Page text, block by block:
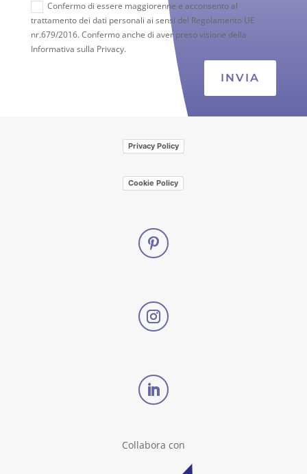
Confermo di essere maggiorenne e acconsento al
trattamento dei dati personali ai sensi del Regolamento UE
nr.679/2016. Confermo anche di aver preso visione della
Informativa sulla Privacy.
INVIA
Privacy Policy
Cookie Policy
Collabora con